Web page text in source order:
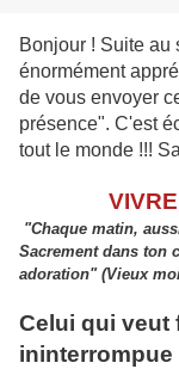
Bonjour ! Suite au
énormément
de vous envoyer
présence". C'est
tout le monde !!!
"Chaque matin,
Sacrement dans ton
adoration" (Vieux
Celui qui veut
ininterrompue